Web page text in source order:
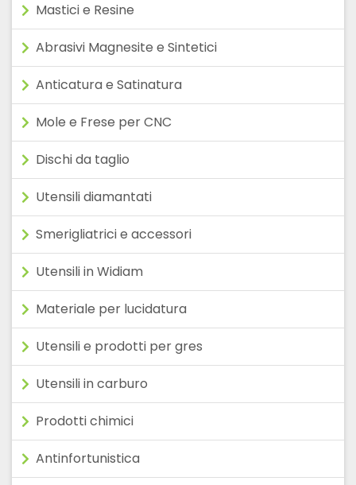
Mastici e Resine
Abrasivi Magnesite e Sintetici
Anticatura e Satinatura
Mole e Frese per CNC
Dischi da taglio
Utensili diamantati
Smerigliatrici e accessori
Utensili in Widiam
Materiale per lucidatura
Utensili e prodotti per gres
Utensili in carburo
Prodotti chimici
Antinfortunistica